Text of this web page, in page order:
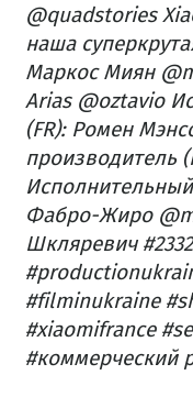
@quadstories
наша
Маркос Миян
Arias @oztavio
(FR): Ромен
производитель
Фабро-Жиро
Шкляревич
#filminukraine
#xiaomifrance
#коммерческий